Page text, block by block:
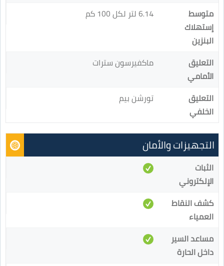
متوسط
إستهلاك
البنزين
6.14 لتر لكل 100 كم
التعليق
الأمامي
ماكفيرسون سترات
التعليق
الخلفي
تورشن بيم
التجهيزات والأمان
الثبات
الإلكتروني
كشف النقاط
العمياء
مساعد السير
داخل الحارة